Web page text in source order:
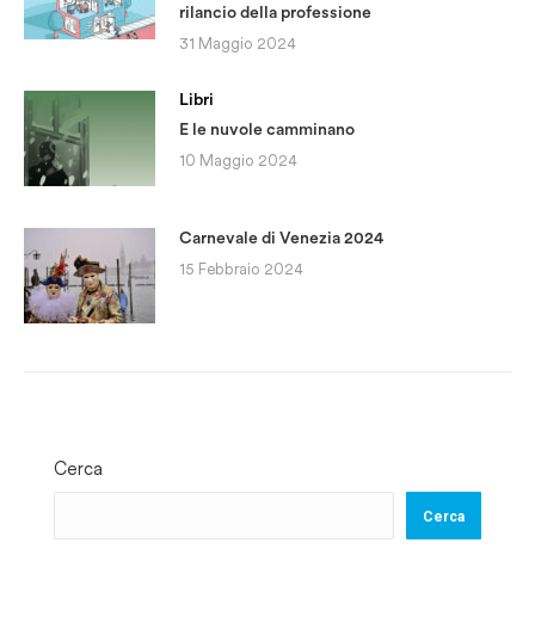
rilancio della professione
31 Maggio 2024
Libri
E le nuvole camminano
10 Maggio 2024
Carnevale di Venezia 2024
15 Febbraio 2024
Cerca
Cerca